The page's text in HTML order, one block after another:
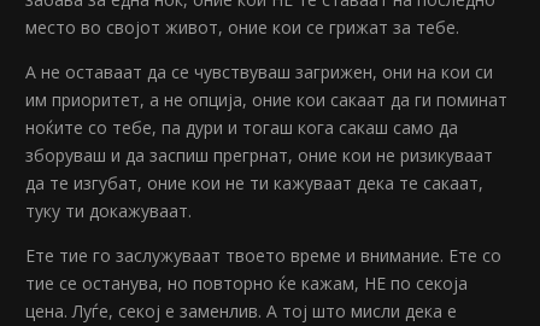
место во својот живот, оние кои се грижат за тебе.
А не оставаат да се чувствуваш загрижен, они на кои си
им приоритет, а не опција, оние кои сакаат да ги поминат
ноќите со тебе, па дури и тогаш кога сакаш само да
зборуваш и да заспиш прегрнат, оние кои не ризикуваат
да те изгубат, оние кои не ти кажуваат дека те сакаат,
туку ти докажуваат.
Ете тие го заслужуваат твоето време и внимание. Ете со
тие се останува, но повторно ќе кажам, НЕ по секоја
цена. Луѓе, секој е заменлив. А тој што мисли дека е